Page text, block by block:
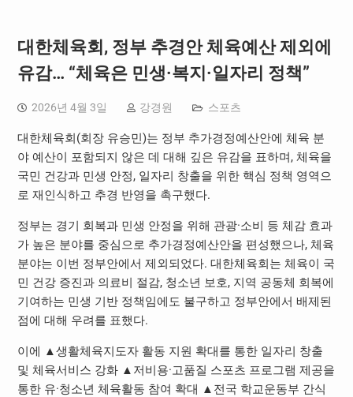
대한체육회, 정부 추경안 체육예산 제외에
유감… “체육은 민생·복지·일자리 정책”
2026년 4월 3일 강경원 스포츠
대한체육회(회장 유승민)는 정부 추가경정예산안에 체육 분
야 예산이 포함되지 않은 데 대해 깊은 유감을 표하며, 체육을
국민 건강과 민생 안정, 일자리 창출을 위한 핵심 정책 영역으
로 재인식하고 추경 반영을 촉구했다.
정부는 경기 회복과 민생 안정을 위해 관광·소비 등 체감 효과
가 높은 분야를 중심으로 추가경정예산안을 편성했으나, 체육
분야는 이번 정부안에서 제외되었다. 대한체육회는 체육이 국
민 건강 증진과 의료비 절감, 청소년 보호, 지역 공동체 회복에
기여하는 민생 기반 정책임에도 불구하고 정부안에서 배제된
점에 대해 우려를 표했다.
이에 ▲생활체육지도자 활동 지원 확대를 통한 일자리 창출
및 체육서비스 강화 ▲저비용·고품질 스포츠 프로그램 제공을
통한 유·청소년 체육활동 참여 확대 ▲전국 학교운동부 간식